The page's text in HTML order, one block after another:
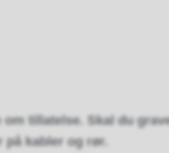
tillatelse. Skal du
kabler og rør.